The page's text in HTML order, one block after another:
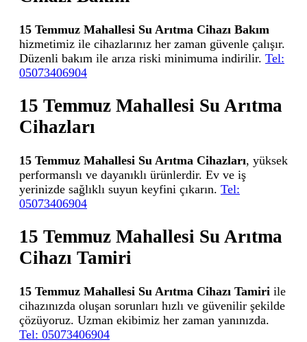
15 Temmuz Mahallesi Su Arıtma Cihazı Bakım
hizmetimiz ile cihazlarınız her zaman güvenle çalışır.
Düzenli bakım ile arıza riski minimuma indirilir. Tel:
05073406904
15 Temmuz Mahallesi Su Arıtma
Cihazları
15 Temmuz Mahallesi Su Arıtma Cihazları, yüksek
performanslı ve dayanıklı ürünlerdir. Ev ve iş
yerinizde sağlıklı suyun keyfini çıkarın. Tel:
05073406904
15 Temmuz Mahallesi Su Arıtma
Cihazı Tamiri
15 Temmuz Mahallesi Su Arıtma Cihazı Tamiri ile
cihazınızda oluşan sorunları hızlı ve güvenilir şekilde
çözüyoruz. Uzman ekibimiz her zaman yanınızda.
Tel: 05073406904